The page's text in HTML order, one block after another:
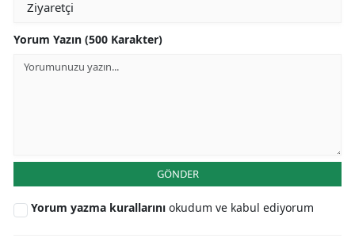
Yorum Yazın (500 Karakter)
GÖNDER
Yorum yazma kurallarını okudum ve kabul ediyorum